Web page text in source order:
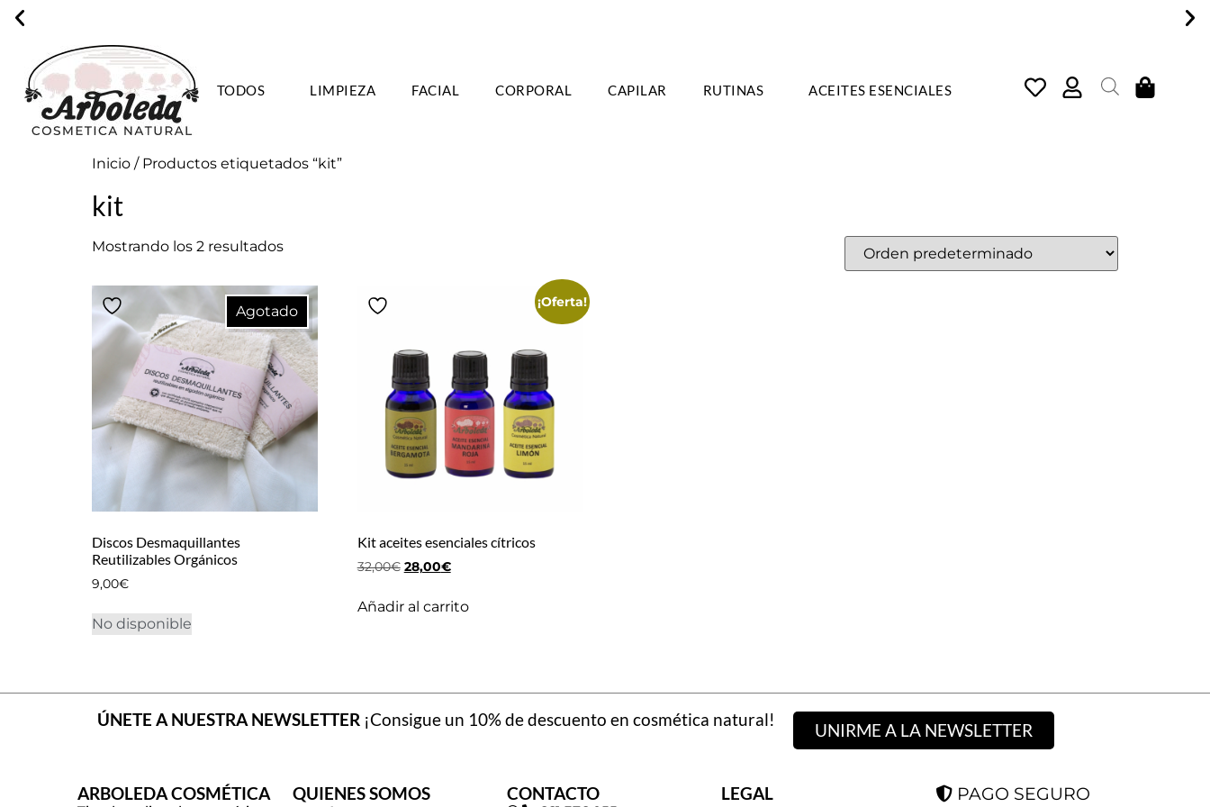
ENVÍO GRATIS A PARTIR DE 39€ EN PENÍNSULA - 2/3
COSMÉTICA NATURAL,
TODOS LIMPIEZA FACIAL CORPORAL CAPILAR RUTINAS ACEITES ESENCIALES
Inicio / Productos etiquetados “kit”
kit
Mostrando los 2 resultados
Agotado
Discos Desmaquillantes
Reutilizables Orgánicos
9,00€
No disponible
¡Oferta!
Kit aceites esenciales cítricos
32,00€ 28,00€
Añadir al carrito
ÚNETE A NUESTRA NEWSLETTER¡Consigue un 10% de descuento en cosmética natural!
UNIRME A LA NEWSLETTER
ARBOLEDA COSMÉTICA QUIENES SOMOS CONTACTO LEGAL PAGO SEGURO